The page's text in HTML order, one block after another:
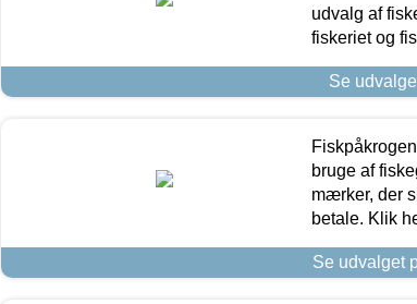
udvalg af
fiskeriet og
Se
bruge af
mærker, der
betale. Klik
Se udvalget